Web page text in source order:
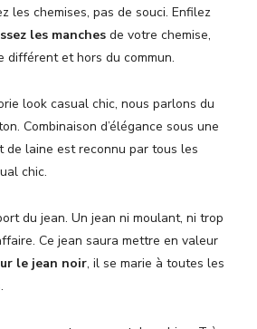
les chemises, pas de souci. Enfilez
les manches de votre chemise,
différent et hors du commun.
look casual chic, nous parlons du
Combinaison d’élégance sous une
de laine est reconnu par tous les
chic.
du jean. Un jean ni moulant, ni trop
Ce jean saura mettre en valeur
le jean noir, il se marie à toutes les